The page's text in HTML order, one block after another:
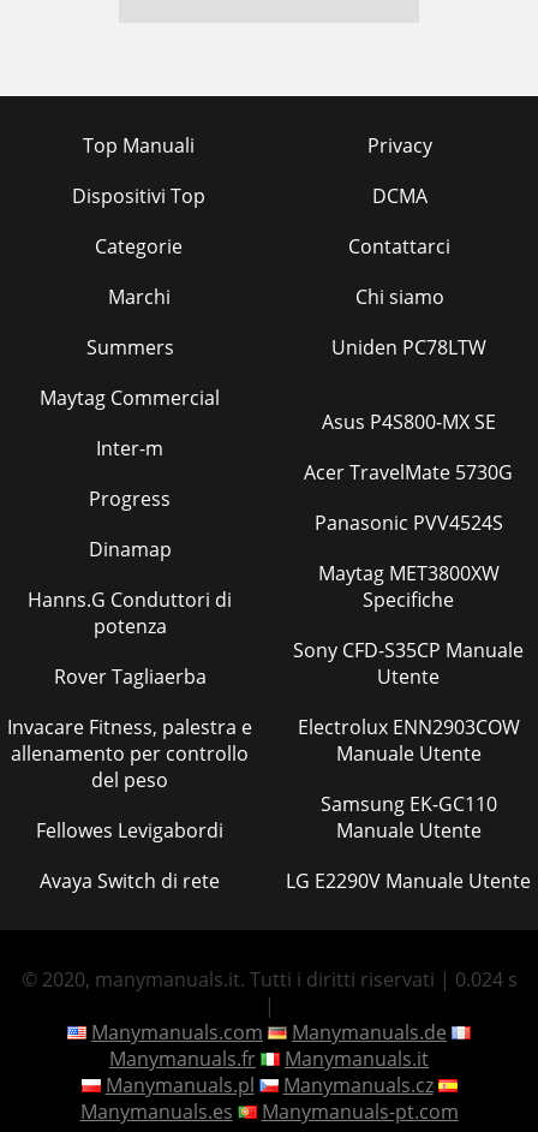
Top Manuali
Dispositivi Top
Categorie
Marchi
Privacy
DCMA
Contattarci
Chi siamo
Summers
Maytag Commercial
Inter-m
Progress
Dinamap
Hanns.G Conduttori di
potenza
Rover Tagliaerba
Invacare Fitness, palestra e
allenamento per controllo
del peso
Fellowes Levigabordi
Avaya Switch di rete
Uniden PC78LTW
Asus P4S800-MX SE
Acer TravelMate 5730G
Panasonic PVV4524S
Maytag MET3800XW
Specifiche
Sony CFD-S35CP Manuale
Utente
Electrolux ENN2903COW
Manuale Utente
Samsung EK-GC110
Manuale Utente
LG E2290V Manuale Utente
© 2020, manymanuals.it. Tutti i diritti riservati | 0.024 s
|
Manymanuals.com
Manymanuals.de
Manymanuals.fr
Manymanuals.it
Manymanuals.pl
Manymanuals.cz
Manymanuals.es
Manymanuals-pt.com